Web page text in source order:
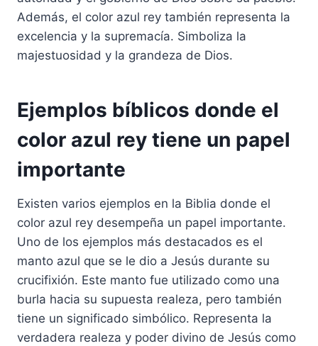
Además, el color azul rey también representa la
excelencia y la supremacía. Simboliza la
majestuosidad y la grandeza de Dios.
Ejemplos bíblicos donde el
color azul rey tiene un papel
importante
Existen varios ejemplos en la Biblia donde el
color azul rey desempeña un papel importante.
Uno de los ejemplos más destacados es el
manto azul que se le dio a Jesús durante su
crucifixión. Este manto fue utilizado como una
burla hacia su supuesta realeza, pero también
tiene un significado simbólico. Representa la
verdadera realeza y poder divino de Jesús como